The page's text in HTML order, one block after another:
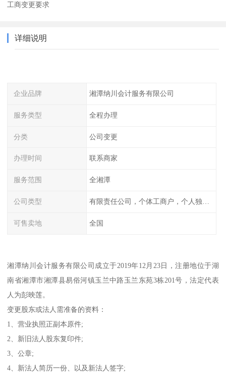
工商变更要求
详细说明
企业品牌 湘潭纳川会计服务有限公司
服务类型 全程办理
分类 公司变更
办理时间 联系商家
服务范围 全湘潭
公司类型
可售卖地 全国
湘潭纳川会计服务有限公司成立于2019年12月23日，注册地位于湖
南省湘潭市湘潭县易俗河镇玉兰中路玉兰东苑3栋201号，法定代表
人为彭映莲。
变更股东或法人需准备的资料：
1、营业执照正副本原件;
2、新旧法人股东复印件;
3、公章;
4、新法人简历一份、以及新法人签字;